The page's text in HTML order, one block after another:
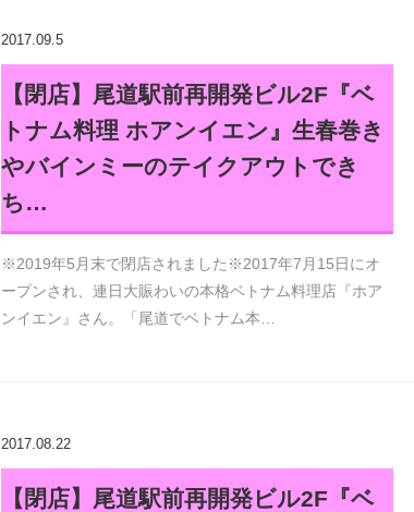
2017.09.5
【閉店】尾道駅前再開発ビル2F『ベ
トナム料理 ホアンイエン』生春巻き
やバインミーのテイクアウトでき
ち…
※2019年5月末で閉店されました※2017年7月15日にオ
ープンされ、連日大賑わいの本格ベトナム料理店『ホア
ンイエン』さん。「尾道でベトナム本…
2017.08.22
【閉店】尾道駅前再開発ビル2F『ベ